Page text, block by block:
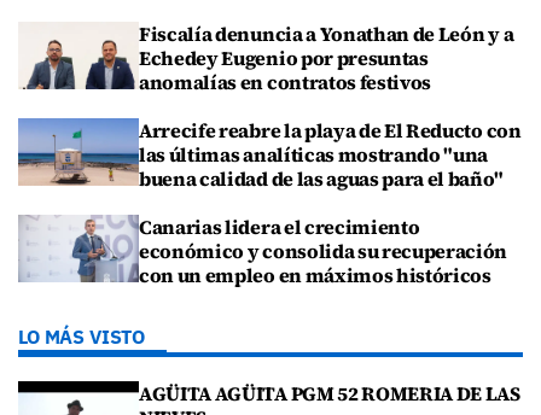
Fiscalía denuncia a Yonathan de León y a
Echedey Eugenio por presuntas
anomalías en contratos festivos
Arrecife reabre la playa de El Reducto con
las últimas analíticas mostrando "una
buena calidad de las aguas para el baño"
Canarias lidera el crecimiento
económico y consolida su recuperación
con un empleo en máximos históricos
LO MÁS VISTO
AGÜITA AGÜITA PGM 52 ROMERIA DE LAS